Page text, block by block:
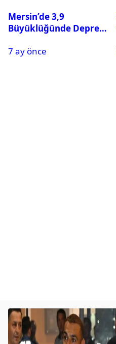
Mersin’de 3,9
Büyüklüğünde Deprem
7 ay önce